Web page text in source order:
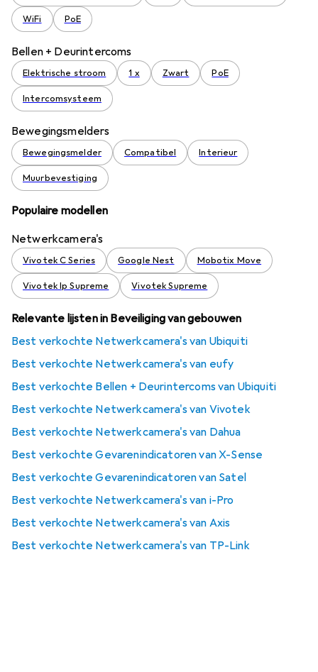
WiFi PoE
Bellen + Deurintercoms
Elektrische stroom 1 x Zwart PoE
Intercomsysteem
Bewegingsmelders
Bewegingsmelder Compatibel Interieur
Muurbevestiging
Populaire modellen
Netwerkcamera's
Vivotek C Series Google Nest Mobotix Move
Vivotek Ip Supreme Vivotek Supreme
Relevante lijsten in Beveiliging van gebouwen
Best verkochte Netwerkcamera's van Ubiquiti
Best verkochte Netwerkcamera's van eufy
Best verkochte Bellen + Deurintercoms van Ubiquiti
Best verkochte Netwerkcamera's van Vivotek
Best verkochte Netwerkcamera's van Dahua
Best verkochte Gevarenindicatoren van X-Sense
Best verkochte Gevarenindicatoren van Satel
Best verkochte Netwerkcamera's van i-Pro
Best verkochte Netwerkcamera's van Axis
Best verkochte Netwerkcamera's van TP-Link